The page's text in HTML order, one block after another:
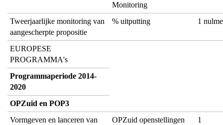
Monitoring
Tweerjaarlijke monitoring van
aangescherpte propositie
% uitputting 1
EUROPESE
PROGRAMMA's
Programmaperiode 2014-
2020
OPZuid en POP3
Vormgeven en lanceren van
OPZuid openstellingen
1